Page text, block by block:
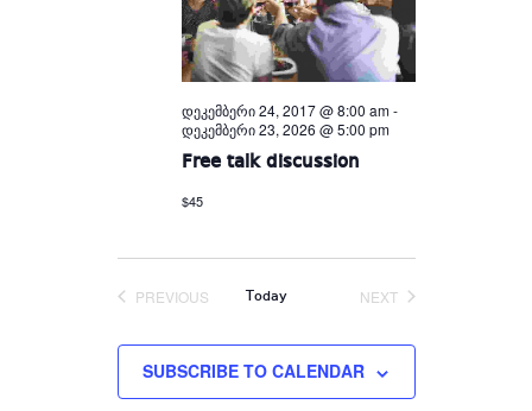
დეკემბერი 24, 2017 @ 8:00 am-
დეკემბერი 23, 2026 @ 5:00 pm
Free talk discussion
$45
PREVIOUS
Today
NEXT
SUBSCRIBE TO CALENDAR